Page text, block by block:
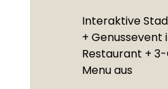
Interaktive
+ Genussevent
Restaurant +
Menu aus